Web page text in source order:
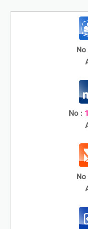
No
No :
No